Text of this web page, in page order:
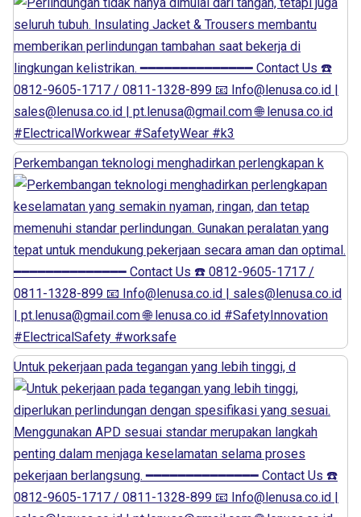
Perkembangan teknologi menghadirkan perlengkapan k
Untuk pekerjaan pada tegangan yang lebih tinggi, d